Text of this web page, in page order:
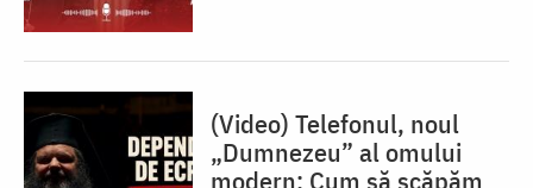
(Video) Telefonul, noul
„Dumnezeu” al omului
modern: Cum să scăpăm